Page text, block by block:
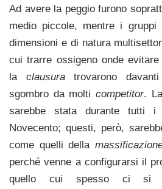
Ad avere la peggio furono
medio piccole, mentre i gruppi
dimensioni e di natura
cui trarre ossigeno onde
la clausuratrovarono
sgombro da molticompetitor.
sarebbe stata durante tutti i
Novecento; questi, però,
come quelli della
perché venne a configurarsi il
quello cui spesso ci si